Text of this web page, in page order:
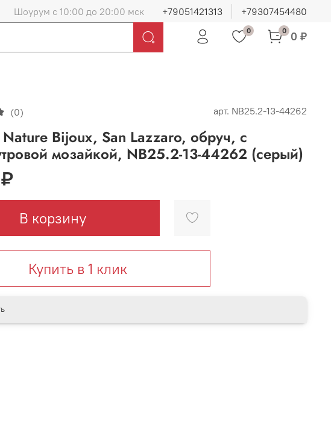
Шоурум с 10:00 до 20:00 мск +79051421313 +79307454480
0 0 0 ₽
(0) арт. NB25.2-13-44262
Nature Bijoux, San Lazzaro, обруч, с
мозайкой, NB25.2-13-44262 (серый)
В корзину
Купить в 1 клик